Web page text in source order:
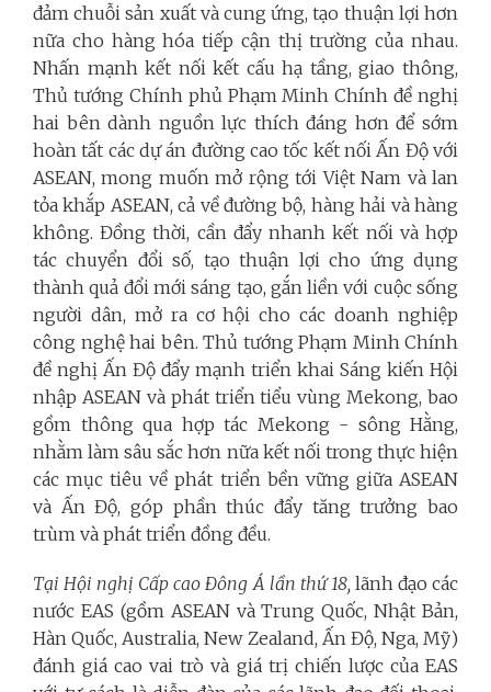
đảm chuỗi sản xuất và cung ứng, tạo thuận lợi hơn
nữa cho hàng hóa tiếp cận thị trường của nhau.
Nhấn mạnh kết nối kết cấu hạ tầng, giao thông,
Thủ tướng Chính phủ Phạm Minh Chính đề nghị
hai bên dành nguồn lực thích đáng hơn để sớm
hoàn tất các dự án đường cao tốc kết nối Ấn Độ với
ASEAN, mong muốn mở rộng tới Việt Nam và lan
tỏa khắp ASEAN, cả về đường bộ, hàng hải và hàng
không. Đồng thời, cần đẩy nhanh kết nối và hợp
tác chuyển đổi số, tạo thuận lợi cho ứng dụng
thành quả đổi mới sáng tạo, gắn liền với cuộc sống
người dân, mở ra cơ hội cho các doanh nghiệp
công nghệ hai bên. Thủ tướng Phạm Minh Chính
đề nghị Ấn Độ đẩy mạnh triển khai Sáng kiến Hội
nhập ASEAN và phát triển tiểu vùng Mekong, bao
gồm thông qua hợp tác Mekong - sông Hằng,
nhằm làm sâu sắc hơn nữa kết nối trong thực hiện
các mục tiêu về phát triển bền vững giữa ASEAN
và Ấn Độ, góp phần thúc đẩy tăng trưởng bao
trùm và phát triển đồng đều.
Tại Hội nghị Cấp cao Đông Á lần thứ 18,lãnh đạo các
nước EAS (gồm ASEAN và Trung Quốc, Nhật Bản,
Hàn Quốc, Australia, New Zealand, Ấn Độ, Nga, Mỹ)
đánh giá cao vai trò và giá trị chiến lược của EAS